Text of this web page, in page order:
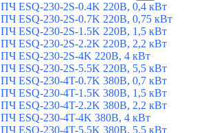
ПЧ ESQ-230-2S-0.4K 220В, 0,4 кВт
ПЧ ESQ-230-2S-0.7K 220В, 0,75 кВт
ПЧ ESQ-230-2S-1.5K 220В, 1,5 кВт
ПЧ ESQ-230-2S-2.2K 220В, 2,2 кВт
ПЧ ESQ-230-2S-4K 220В, 4 кВт
ПЧ ESQ-230-2S-5.5K 220В, 5,5 кВт
ПЧ ESQ-230-4T-0.7K 380В, 0,7 кВт
ПЧ ESQ-230-4T-1.5K 380В, 1,5 кВт
ПЧ ESQ-230-4T-2.2K 380В, 2,2 кВт
ПЧ ESQ-230-4T-4K 380В, 4 кВт
ПЧ ESQ-230-4T-5.5K 380В, 5,5 кВт